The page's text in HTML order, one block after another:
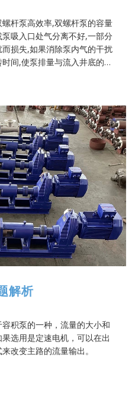
杆泵高效率,双螺杆泵的容量
吸入口处气分离不好,一部分
损失,如果消除泵内气的干扰
间,使泵排量与流入井底的液
解析
积泵的一种，流量的大小和
选用是定速电机，可以在出
改变主路的流量输出。